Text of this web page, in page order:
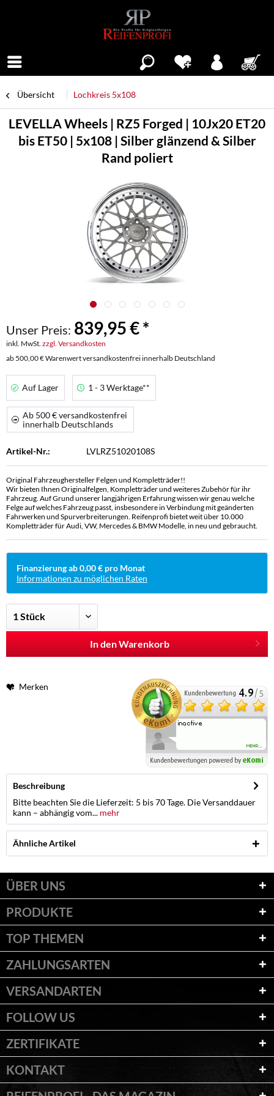
Übersicht Lochkreis 5x108
LEVELLA Wheels | RZ5 Forged | 10Jx20 ET20
bis ET50 | 5x108 | Silber glänzend & Silber
Rand poliert
Unser Preis: 839,95 € *
inkl. MwSt. zzgl. Versandkosten
ab 500,00 € Warenwert versandkostenfrei innerhalb Deutschland
Auf Lager 1 - 3 Werktage**
Ab 500 € versandkostenfrei
innerhalb Deutschlands
Artikel-Nr.: LVLRZ51020108S
Original Fahrzeughersteller Felgen und Kompletträder!!
Wir bieten Ihnen Originalfelgen, Kompletträder und weiteres Zubehör für ihr
Fahrzeug. Auf Grund unserer langjährigen Erfahrung wissen wir genau welche
Felge auf welches Fahrzeug passt, insbesondere in Verbindung mit geänderten
Fahrwerken und Spurverbreiterungen. Reifenprofi bietet weit über 10.000
Kompletträder für Audi, VW, Mercedes & BMW Modelle, in neu und gebraucht.
Finanzierung ab 0,00 € pro Monat
Informationen zu möglichen Raten
In den Warenkorb
Merken
Beschreibung
Bitte beachten Sie die Lieferzeit: 5 bis 70 Tage. Die Versanddauer
kann – abhängig vom... mehr
Ähnliche Artikel
ÜBER UNS
PRODUKTE
TOP THEMEN
ZAHLUNGSARTEN
VERSANDARTEN
FOLLOW US
ZERTIFIKATE
KONTAKT